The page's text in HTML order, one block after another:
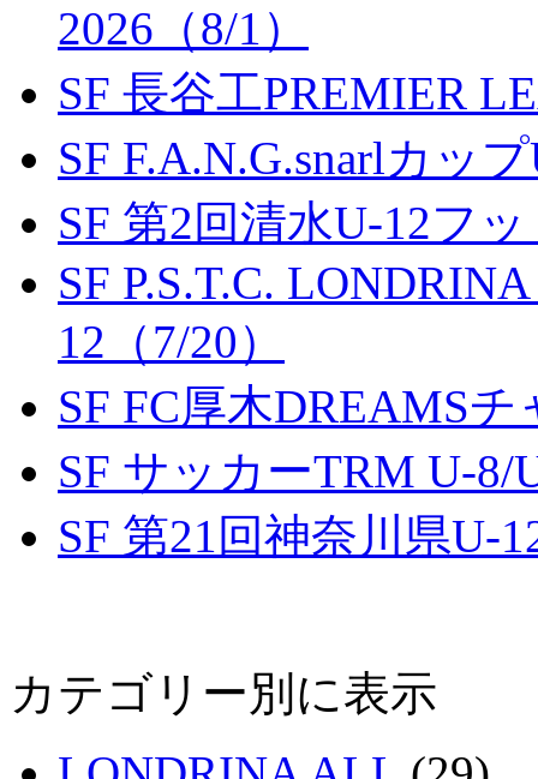
2026（8/1）
SF 長谷工PREMIER
SF F.A.N.G.snarlカッ
SF 第2回清水U-12フ
SF P.S.T.C.
12（7/20）
SF FC厚木DREAMS
SF サッカーTRM U-8/
SF 第21回神奈川県U-
カテゴリー別に表示